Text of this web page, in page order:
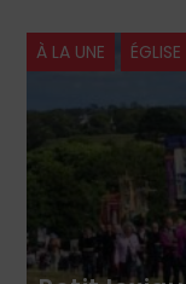
À LA UNE ÉGLISE